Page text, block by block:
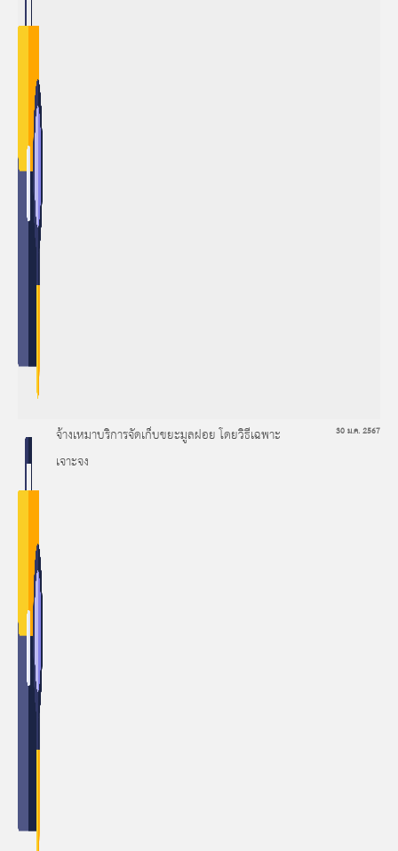
จ้างเหมาบริการจัดเก็บขยะมูลฝอย โดยวิธีเฉพาะ
เจาะจง
30 ม.ค. 2567